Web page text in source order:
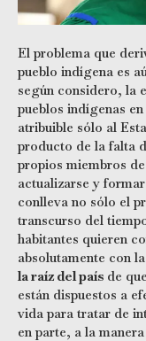
El problema que
pueblo indígena es
según considero, la
pueblos indígenas
atribuible sólo al
producto de la falta
propios miembros
actualizarse y
conlleva no sólo el
transcurso del
habitantes quieren
absolutamente con
la raíz del país de
están dispuestos a
vida para tratar de
en parte, a la